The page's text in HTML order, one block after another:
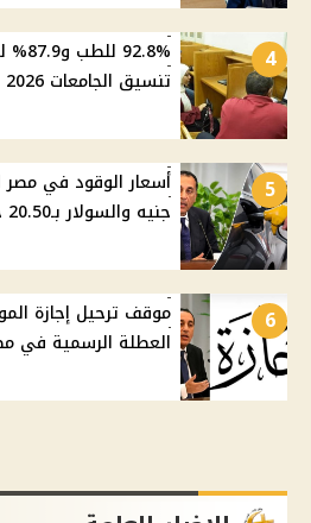
4
تنسيق الجامعات 2026 وأماكن المرحلة الثانية
5
جنيه والسولار بـ20.50 جنيه
6
العطلة الرسمية في